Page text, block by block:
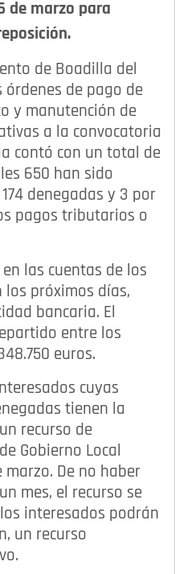
de marzo para
de Boadilla del
de pago de
y manutención de
a la convocatoria
contó con un total de
650 han sido
denegadas y 3 por
pagos tributarios o
las cuentas de los
próximos días,
bancaria. El
entre los
euros.
cuyas
tienen la
recurso de
Gobierno Local
De no haber
mes, el recurso se
interesados podrán
un recurso